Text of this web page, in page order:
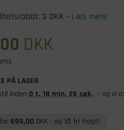
3 DKK - Læs mere
DKK
PÅ LAGER
inden 0 t. 18 min. 25 sek. – og vi
699,00 DKK - og få fri fragt!